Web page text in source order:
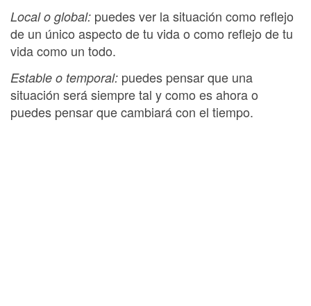
Local o global: puedes ver la situación como reflejo
de un único aspecto de tu vida o como reflejo de tu
vida como un todo.
Estable o temporal: puedes pensar que una
situación será siempre tal y como es ahora o
puedes pensar que cambiará con el tiempo.